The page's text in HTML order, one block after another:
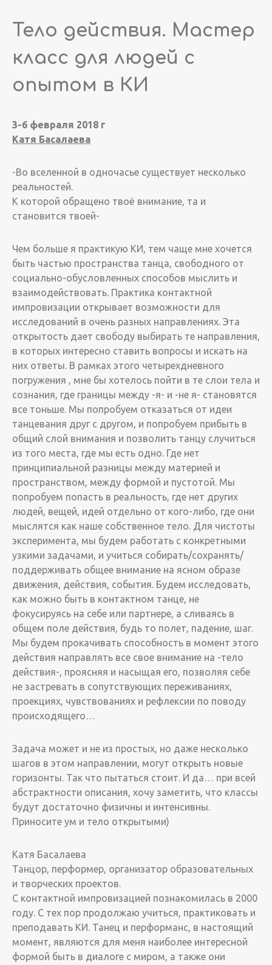
Тело действия. Мастер
класс для людей с
опытом в КИ
3-6 февраля 2018 г
Катя Басалаева
-Во вселенной в одночасье существует несколько
реальностей.
К которой обращено твоё внимание, та и
становится твоей-
Чем больше я практикую КИ, тем чаще мне хочется
быть частью пространства танца, свободного от
социально-обусловленных способов мыслить и
взаимодействовать. Практика контактной
импровизации открывает возможности для
исследований в очень разных направлениях. Эта
открытость дает свободу выбирать те направления,
в которых интересно ставить вопросы и искать на
них ответы. В рамках этого четырехдневного
погружения , мне бы хотелось пойти в те слои тела и
сознания, где границы между -я- и -не я- становятся
все тоньше. Мы попробуем отказаться от идеи
танцевания друг с другом, и попробуем прибыть в
общий слой внимания и позволить танцу случиться
из того места, где мы есть одно. Где нет
принципиальной разницы между материей и
пространством, между формой и пустотой. Мы
попробуем попасть в реальность, где нет других
людей, вещей, идей отдельно от кого-либо, где они
мыслятся как наше собственное тело. Для чистоты
эксперимента, мы будем работать с конкретными
узкими задачами, и учиться собирать/сохранять/
поддерживать общее внимание на ясном образе
движения, действия, события. Будем исследовать,
как можно быть в контактном танце, не
фокусируясь на себе или партнере, а сливаясь в
общем поле действия, будь то полет, падение, шаг.
Мы будем прокачивать способность в момент этого
действия направлять все свое внимание на -тело
действия-, проясняя и насыщая его, позволяя себе
не застревать в сопутствующих переживаниях,
проекциях, чувствованиях и рефлексии по поводу
происходящего…
Задача может и не из простых, но даже несколько
шагов в этом направлении, могут открыть новые
горизонты. Так что пытаться стоит. И да… при всей
абстрактности описания, хочу заметить, что классы
будут достаточно физичны и интенсивны.
Приносите ум и тело открытыми)
Катя Басалаева
Танцор, перформер, организатор образовательных
и творческих проектов.
С контактной импровизацией познакомилась в 2000
году. С тех пор продолжаю учиться, практиковать и
преподавать КИ. Танец и перформанс, в настоящий
момент, являются для меня наиболее интересной
формой быть в диалоге с миром, а также они